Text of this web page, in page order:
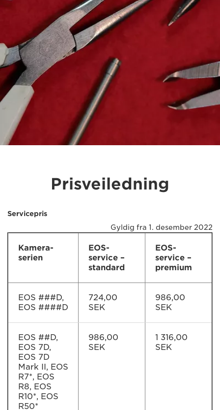
Prisveiledning
Servicepris
Gyldig fra 1. desember 2022
Kamera-
serien
EOS-
service –
standard
EOS-
service –
premium
EOS ###D,
EOS ####D
724,00
SEK
986,00
SEK
EOS ##D,
EOS 7D,
EOS 7D
Mark II, EOS
R7*, EOS
R8, EOS
R10*, EOS
R50*
986,00
SEK
1 316,00
SEK